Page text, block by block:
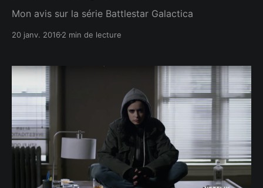
Mon avis sur la série Battlestar Galactica
20 janv. 20162 min de lecture